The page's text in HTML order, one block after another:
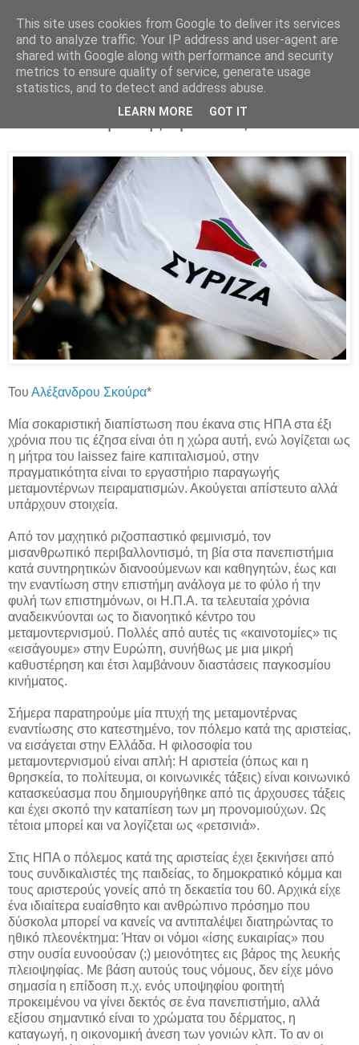
Parakato.gr
Ο ΣΥΡΙΖΑ αντέγραψε την Αριστερά των
ΗΠΑ στο θέμα της αριστείας
Του Αλέξανδρου Σκούρα*
Μία σοκαριστική διαπίστωση που έκανα στις ΗΠΑ στα έξι
χρόνια που τις έζησα είναι ότι η χώρα αυτή, ενώ λογίζεται ως
η μήτρα του laissez faire καπιταλισμού, στην
πραγματικότητα είναι το εργαστήριο παραγωγής
μεταμοντέρνων πειραματισμών. Ακούγεται απίστευτο αλλά
υπάρχουν στοιχεία.
Από τον μαχητικό ριζοσπαστικό φεμινισμό, τον
μισανθρωπικό περιβαλλοντισμό, τη βία στα πανεπιστήμια
κατά συντηρητικών διανοούμενων και καθηγητών, έως και
την εναντίωση στην επιστήμη ανάλογα με το φύλο ή την
φυλή των επιστημόνων, οι Η.Π.Α. τα τελευταία χρόνια
αναδεικνύονται ως το διανοητικό κέντρο του
μεταμοντερνισμού. Πολλές από αυτές τις «καινοτομίες» τις
«εισάγουμε» στην Ευρώπη, συνήθως με μια μικρή
καθυστέρηση και έτσι λαμβάνουν διαστάσεις παγκοσμίου
κινήματος.
Σήμερα παρατηρούμε μία πτυχή της μεταμοντέρνας
εναντίωσης στο κατεστημένο, τον πόλεμο κατά της αριστείας,
να εισάγεται στην Ελλάδα. Η φιλοσοφία του
μεταμοντερνισμού είναι απλή: Η αριστεία (όπως και η
θρησκεία, το πολίτευμα, οι κοινωνικές τάξεις) είναι κοινωνικό
κατασκεύασμα που δημιουργήθηκε από τις άρχουσες τάξεις
και έχει σκοπό την καταπίεση των μη προνομιούχων. Ως
τέτοια μπορεί και να λογίζεται ως «ρετσινιά».
Στις ΗΠΑ ο πόλεμος κατά της αριστείας έχει ξεκινήσει από
τους συνδικαλιστές της παιδείας, το δημοκρατικό κόμμα και
τους αριστερούς γονείς από τη δεκαετία του 60. Αρχικά είχε
ένα ιδιαίτερα ευαίσθητο και ανθρώπινο πρόσημο που
δύσκολα μπορεί να κανείς να αντιπαλέψει διατηρώντας το
ηθικό πλεονέκτημα: Ήταν οι νόμοι «ίσης ευκαιρίας» που
στην ουσία ευνοούσαν (;) μειονότητες εις βάρος της λευκής
πλειοψηφίας. Με βάση αυτούς τους νόμους, δεν είχε μόνο
σημασία η επίδοση π.χ. ενός υποψηφίου φοιτητή
προκειμένου να γίνει δεκτός σε ένα πανεπιστήμιο, αλλά
εξίσου σημαντικό είναι το χρώματα του δέρματος, η
καταγωγή, η οικονομική άνεση των γονιών κλπ. Το αν οι
This site uses cookies from Google to deliver its services
and to analyze traffic. Your IP address and user-agent are
shared with Google along with performance and security
metrics to ensure quality of service, generate usage
statistics, and to detect and address abuse.
LEARN MORE GOT IT